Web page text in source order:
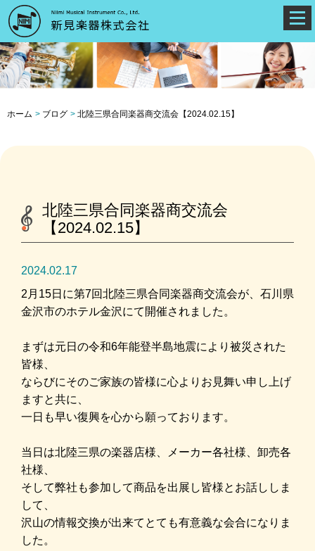
ホーム ブログ 北陸三県合同楽器商交流会【2024.02.15】
北陸三県合同楽器商交流会
【2024.02.15】
2024.02.17
2月15日に第7回北陸三県合同楽器商交流会が、石川県
金沢市のホテル金沢にて開催されました。
まずは元日の令和6年能登半島地震により被災された
皆様、
ならびにそのご家族の皆様に心よりお見舞い申し上げ
ますと共に、
一日も早い復興を心から願っております。
当日は北陸三県の楽器店様、メーカー各社様、卸売各
社様、
そして弊社も参加して商品を出展し皆様とお話ししま
して、
沢山の情報交換が出来てとても有意義な会合になりま
した。